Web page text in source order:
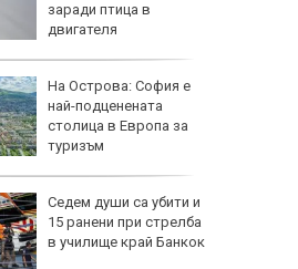
заради птица в
двигателя
На Острова: София е
най-подценената
столица в Европа за
туризъм
Седем души са убити и
15 ранени при стрелба
в училище край Банкок